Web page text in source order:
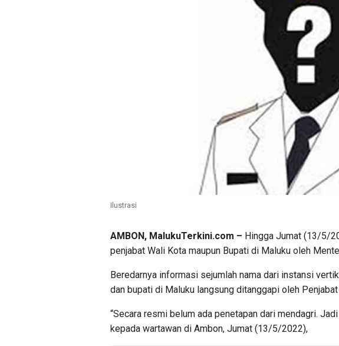
Ilustrasi
AMBON, MalukuTerkini.com – Hingga Jumat (13/5/
penjabat Wali Kota maupun Bupati di Maluku oleh
Beredarnya informasi sejumlah nama dari instansi
dan bupati di Maluku langsung ditanggapi oleh
“Secara resmi belum ada penetapan dari mendagri.
kepada wartawan di Ambon, Jumat (13/5/2022),